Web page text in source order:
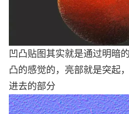
凹凸贴图其实就是通过明暗
凸的感觉的，亮部就是突起
进去的部分